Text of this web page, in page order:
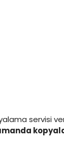
servisi